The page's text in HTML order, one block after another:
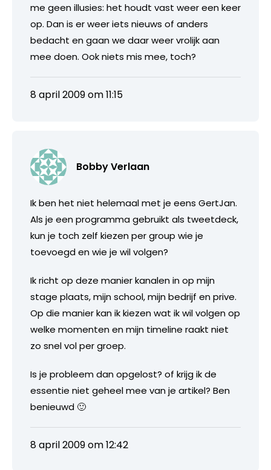
me geen illusies: het houdt vast weer een keer
op. Dan is er weer iets nieuws of anders
bedacht en gaan we daar weer vrolijk aan
mee doen. Ook niets mis mee, toch?
8 april 2009 om 11:15
Bobby Verlaan
Ik ben het niet helemaal met je eens GertJan.
Als je een programma gebruikt als tweetdeck,
kun je toch zelf kiezen per group wie je
toevoegd en wie je wil volgen?
Ik richt op deze manier kanalen in op mijn
stage plaats, mijn school, mijn bedrijf en prive.
Op die manier kan ik kiezen wat ik wil volgen op
welke momenten en mijn timeline raakt niet
zo snel vol per groep.
Is je probleem dan opgelost? of krijg ik de
essentie niet geheel mee van je artikel? Ben
benieuwd 🙂
8 april 2009 om 12:42